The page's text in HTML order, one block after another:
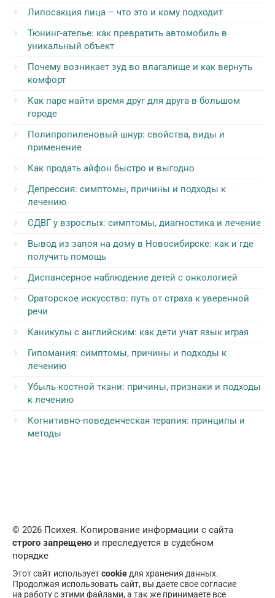
Липосакция лица – что это и кому подходит
Тюнинг-ателье: как превратить автомобиль в
уникальный объект
Почему возникает зуд во влагалище и как вернуть
комфорт
Как паре найти время друг для друга в большом
городе
Полипропиленовый шнур: свойства, виды и
применение
Как продать айфон быстро и выгодно
Депрессия: симптомы, причины и подходы к
лечению
СДВГ у взрослых: симптомы, диагностика и лечение
Вывод из запоя на дому в Новосибирске: как и где
получить помощь
Диспансерное наблюдение детей с онкологией
Ораторское искусство: путь от страха к уверенной
речи
Каникулы с английским: как дети учат язык играя
Гипомания: симптомы, причины и подходы к
лечению
Убыль костной ткани: причины, признаки и подходы
к лечению
Когнитивно-поведенческая терапия: принципы и
методы
© 2026 Психея. Копирование информации с сайта
строго запрещено и преследуется в судебном
порядке
Этот сайт используетcookie для хранения данных.
Продолжая использовать сайт, вы даете свое согласие
на работу с этими файлами, а так же принимаете все